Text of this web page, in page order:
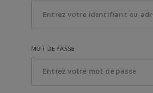
MOT DE PASSE